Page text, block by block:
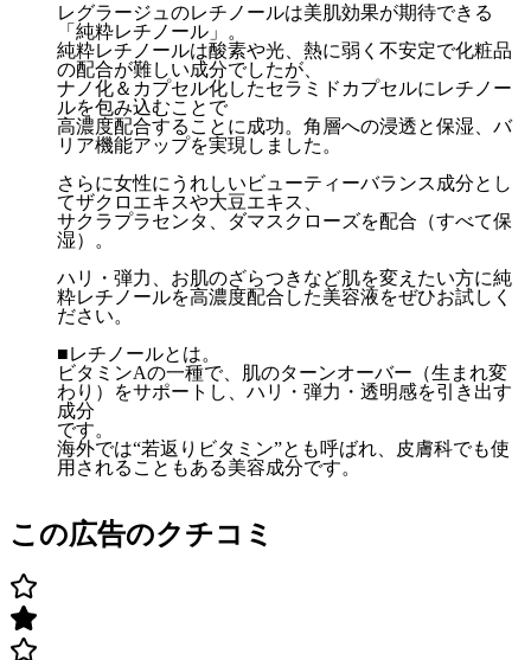
レグラージュのレチノールは美肌効果が期待できる
「純粋レチノール」。
純粋レチノールは酸素や光、熱に弱く不安定で化粧品
の配合が難しい成分でしたが、
ナノ化＆カプセル化したセラミドカプセルにレチノー
ルを包み込むことで
高濃度配合することに成功。角層への浸透と保湿、バ
リア機能アップを実現しました。
さらに女性にうれしいビューティーバランス成分とし
てザクロエキスや大豆エキス、
サクラプラセンタ、ダマスクローズを配合（すべて保
湿）。
ハリ・弾力、お肌のざらつきなど肌を変えたい方に純
粋レチノールを高濃度配合した美容液をぜひお試しく
ださい。
■レチノールとは。
ビタミンAの一種で、肌のターンオーバー（生まれ変
わり）をサポートし、ハリ・弾力・透明感を引き出す
成分
です。
海外では“若返りビタミン”とも呼ばれ、皮膚科でも使
用されることもある美容成分です。
この広告のクチコミ